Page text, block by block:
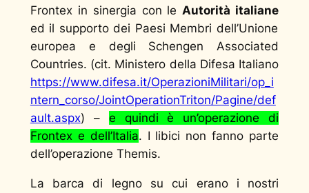
Frontex in sinergia con leAutorità italiane
ed il supporto dei Paesi Membri dell’Unione
europea e degli Schengen Associated
Countries. (cit. Ministero della Difesa Italiano
https://www.difesa.it/OperazioniMilitari/op_i
ntern_corso/JointOperationTriton/Pagine/def
ault.aspx) – e quindi è un’operazione di
Frontex e dell’Italia. I libici non fanno parte
dell’operazione Themis.
La barca di legno su cui erano i nostri